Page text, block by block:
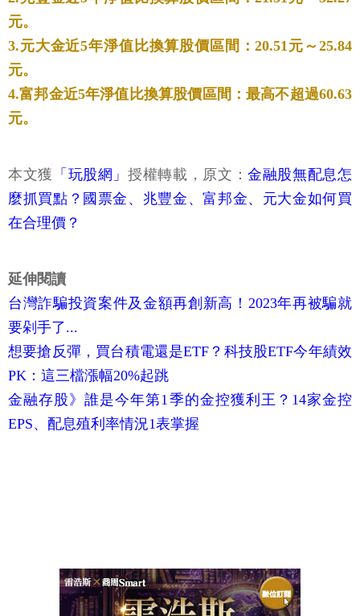
元。
3.元大金近5年淨值比換算股價區間：20.51元～25.84
元。
4.富邦金近5年淨值比換算股價區間：最高不超過60.63
元。
本文獲 「玩股網」授權轉載，原文：金融股無配息怎
麼抓買點？國票金、兆豐金、富邦金、元大金如何買
在合理價？
延伸閱讀
台灣詐騙投資案件及金額再創新高！2023年再被騙就
要剁手了...
想要搶反彈，買台積電還是ETF？科技股ETF今年績效
PK：這三檔漲幅20%起跳
金融存股》誰是今年第1季的金控獲利王？14家金控
EPS、配息殖利率情況1表掌握